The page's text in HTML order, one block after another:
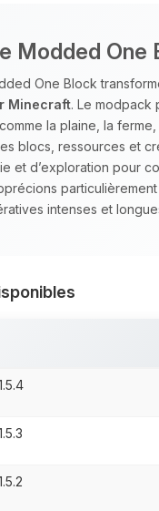
Modded One
One Block
Minecraft. Le modpack
la plaine, la
blocs, ressources et
et d’exploration pour
intenses et